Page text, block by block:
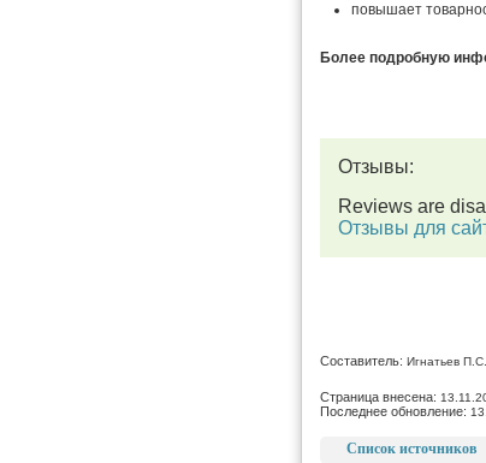
повышает
Более подробную
Отзывы:
Reviews are
Отзывы для
Составитель: Игнатьев П.С.
Страница внесена:
Последнее обновление:
Список источников